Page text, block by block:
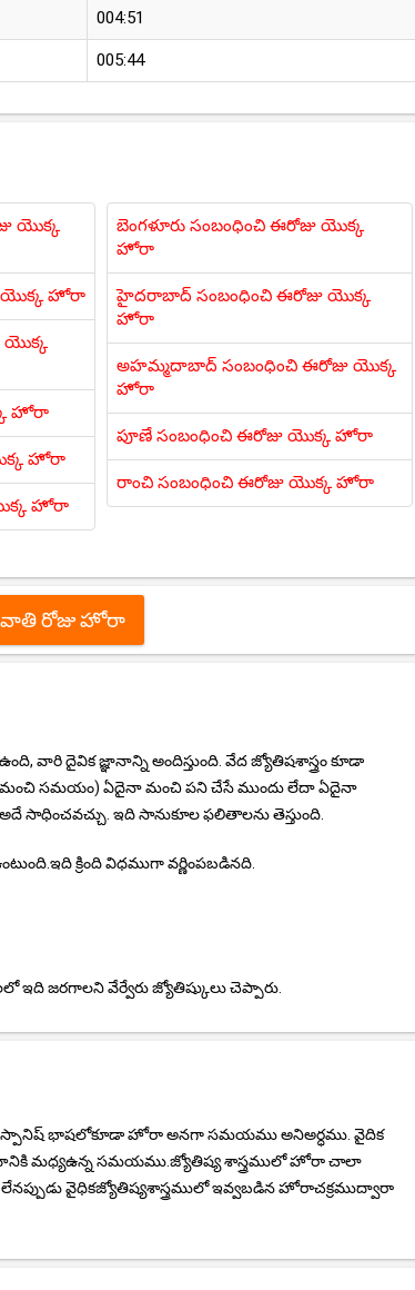
004:51
005:44
యొక్క
యొక్క హోరా
యొక్క
హోరా
హోరా
హోరా
బెంగళూరు సంబంధించి ఈరోజు యొక్క
హోరా
హైదరాబాద్ సంబంధించి ఈరోజు యొక్క
హోరా
అహమ్మదాబాద్ సంబంధించి ఈరోజు యొక్క
హోరా
పూణే సంబంధించి ఈరోజు యొక్క హోరా
రాంచి సంబంధించి ఈరోజు యొక్క హోరా
రోజు హోరా
వారి దైవిక జ్ఞానాన్ని అందిస్తుంది. వేద జ్యోతిషశాస్త్రం కూడా
(మంచి సమయం) ఏదైనా మంచి పని చేసే ముందు లేదా ఏదైనా
సాధించవచ్చు. ఇది సానుకూల ఫలితాలను తెస్తుంది.
క్రింది విధముగా వర్ణింపబడినది.
ఇది జరగాలని వేర్వేరు జ్యోతిష్కులు చెప్పారు.
స్పానిష్ భాషలోకూడా హోరా అనగా సమయము అనిఅర్ధము. వైదిక
మధ్యఉన్న సమయము.జ్యోతిష్య శాస్త్రములో హోరా చాలా
వైధికజ్యోతిష్యశాస్త్రములో ఇవ్వబడిన హోరాచక్రముద్వారా